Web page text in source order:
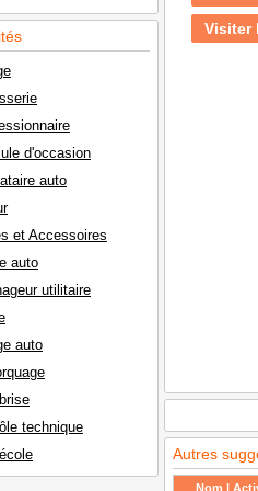
d'occasion
auto
et Accessoires
auto
utilitaire
auto
technique
Visiter
Autres
Nom |